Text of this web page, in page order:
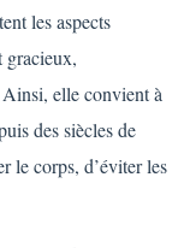
les aspects
gracieux,
elle convient à
des siècles de
le corps, d’éviter les